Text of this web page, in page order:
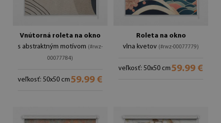
Vnútorná roleta na okno
s abstraktným motívom (#rwz-
00077784)
veľkosť: 50x50 cm 59.99 €
Roleta na okno
vlna kvetov (#rwz-00077779)
veľkosť: 50x50 cm 59.99 €